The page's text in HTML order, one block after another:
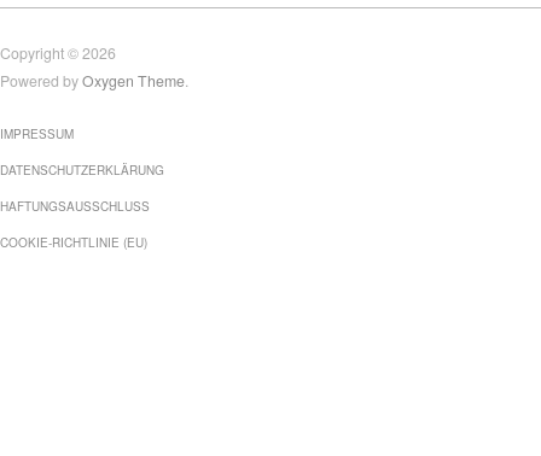
Copyright © 2026
Powered byOxygen Theme.
IMPRESSUM
DATENSCHUTZERKLÄRUNG
HAFTUNGSAUSSCHLUSS
COOKIE-RICHTLINIE (EU)